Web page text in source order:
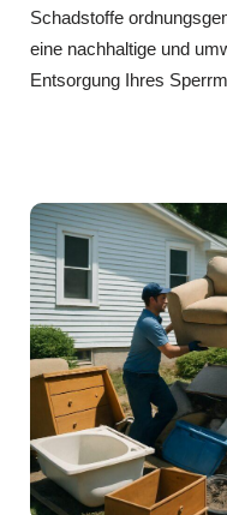
Schadstoffe
eine nachhaltige und
Entsorgung Ihres